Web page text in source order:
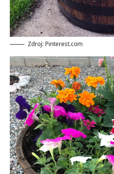
Zdroj: Pinterest.com